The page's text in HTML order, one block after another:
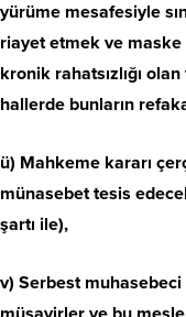
yürüme mesafesiyle
riayet etmek ve
kronik rahatsızlığı
hallerde bunların
ü) Mahkeme kararı
münasebet tesis
şartı ile),
v) Serbest